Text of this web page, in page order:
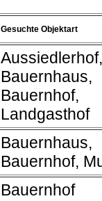
Gesuchte Objektart
Aussiedlerhof,
Bauernhaus,
Bauernhof,
Landgasthof
Bauernhaus,
Bauernhof,
Bauernhof